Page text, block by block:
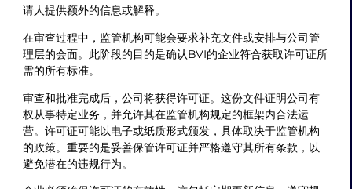
请人提供额外的信息或解释。
在审查过程中，监管机构可能会要求补充文件或安排与公司管
理层的会面。此阶段的目的是确认BVI的企业符合获取许可证所
需的所有标准。
审查和批准完成后，公司将获得许可证。这份文件证明公司有
权从事特定业务，并允许其在监管机构规定的框架内合法运
营。许可证可能以电子或纸质形式颁发，具体取决于监管机构
的政策。重要的是妥善保管许可证并严格遵守其所有条款，以
避免潜在的违规行为。